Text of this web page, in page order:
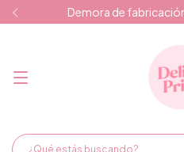
Demora de